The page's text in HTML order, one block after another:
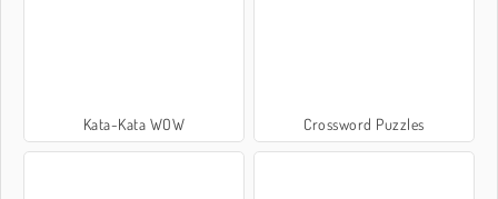
Kata-Kata WOW Crossword Puzzles